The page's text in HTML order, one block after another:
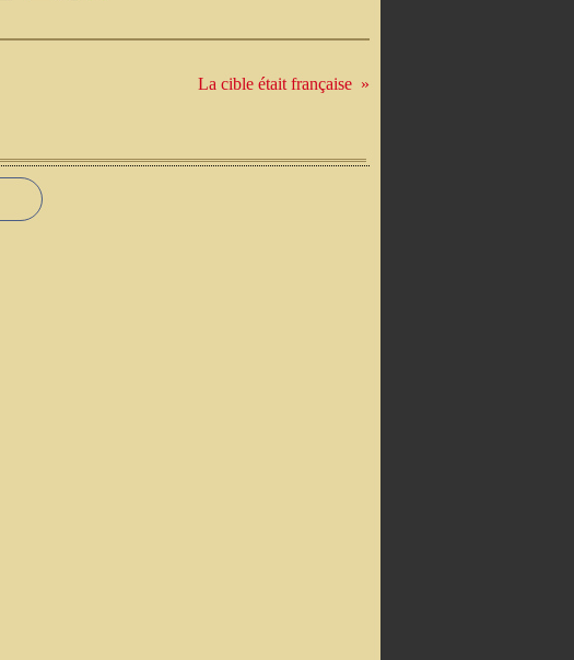
La cible était française